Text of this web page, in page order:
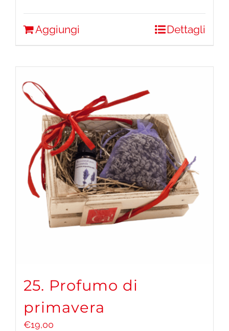
Aggiungi Dettagli
25. Profumo di
primavera
€19,00